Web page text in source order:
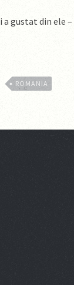
a gustat din ele –
ROMANIA